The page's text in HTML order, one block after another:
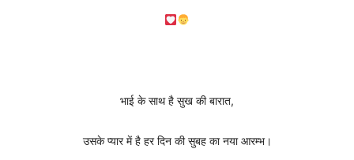
भाई के साथ है सुख की बारात,
उसके प्यार में है हर दिन की सुबह का नया आरम्भ।